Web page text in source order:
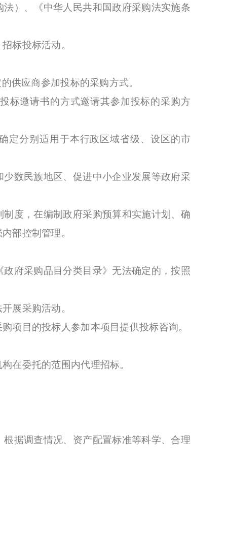
）、《中华人民共和国政府采购法实施条
标投标活动。
应商参加投标的采购方式。
邀请书的方式邀请其参加投标的采购方
分别适用于本行政区域省级、设区的市
数民族地区、促进中小企业发展等政府采
度，在编制政府采购预算和实施计划、确
部控制管理。
府采购品目分类目录》无法确定的，按照
展采购活动。
目的投标人参加本项目提供投标咨询。
委托的范围内代理招标。
据调查情况、资产配置标准等科学、合理